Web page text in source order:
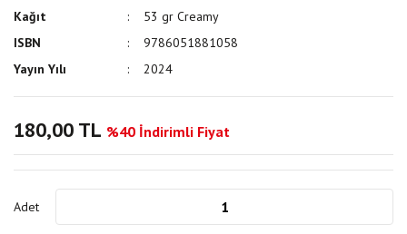
Kağıt
53 gr Creamy
ISBN
9786051881058
Yayın Yılı
2024
180,00 TL %40 İndirimli Fiyat
Adet